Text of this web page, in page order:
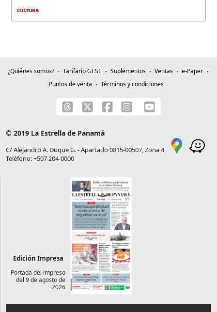
CULTURA
¿Quiénes somos? Tarifario GESE Suplementos Ventas
e-Paper
Puntos de venta
Términos y condiciones
© 2019 La Estrella de Panamá
C/ Alejandro A. Duque G. - Apartado 0815-00507, Zona 4
Teléfono: +507 204-0000
Edición Impresa
Portada del impreso
del 9 de agosto de
2026